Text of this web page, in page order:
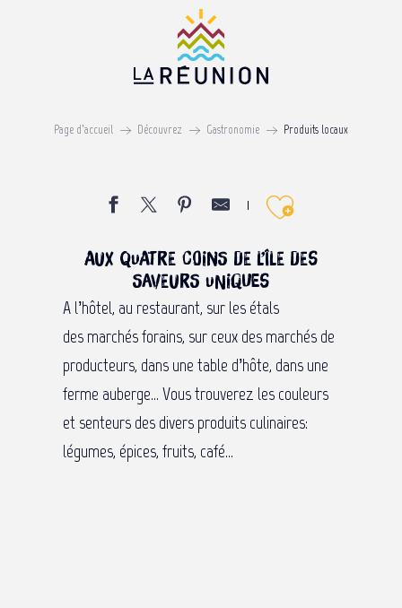
MANGEZ LOCAL
Page d’accueil Découvrez Gastronomie Produits locaux
AUX QUATRE COINS DE L’ÎLE DES
SAVEURS UNIQUES
A l’hôtel, au restaurant, sur les étals
des marchés forains, sur ceux des marchés de
producteurs, dans une table d’hôte, dans une
ferme auberge… Vous trouverez les couleurs
et senteurs des divers produits culinaires:
légumes, épices, fruits, café…